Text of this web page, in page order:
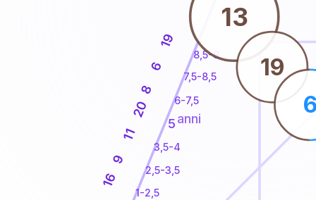
1-2,5
2,5-3,5
3,5-4
6-7,5
7,5-8,5
8,5-9
16
9
11
20
8
6
19
13
19
6
5anni